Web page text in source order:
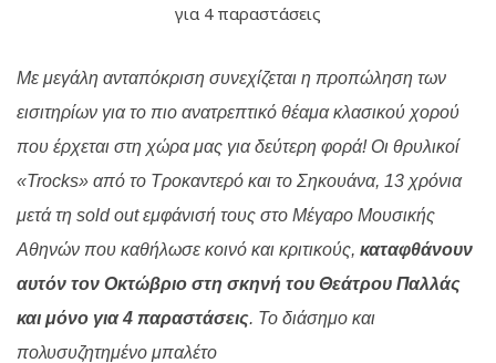
για 4 παραστάσεις
Με μεγάλη ανταπόκριση συνεχίζεται η προπώληση των
εισιτηρίων για το πιο ανατρεπτικό θέαμα κλασικού χορού
που έρχεται στη χώρα μας για δεύτερη φορά! Οι θρυλικοί
«Trocks» από το Τροκαντερό και το Σηκουάνα, 13 χρόνια
μετά τη sold out εμφάνισή τους στο Μέγαρο Μουσικής
Αθηνών που καθήλωσε κοινό και κριτικούς, καταφθάνουν
αυτόν τον Οκτώβριο στη σκηνή του Θεάτρου Παλλάς
και μόνο για 4 παραστάσεις. Το διάσημο και
πολυσυζητημένο μπαλέτο